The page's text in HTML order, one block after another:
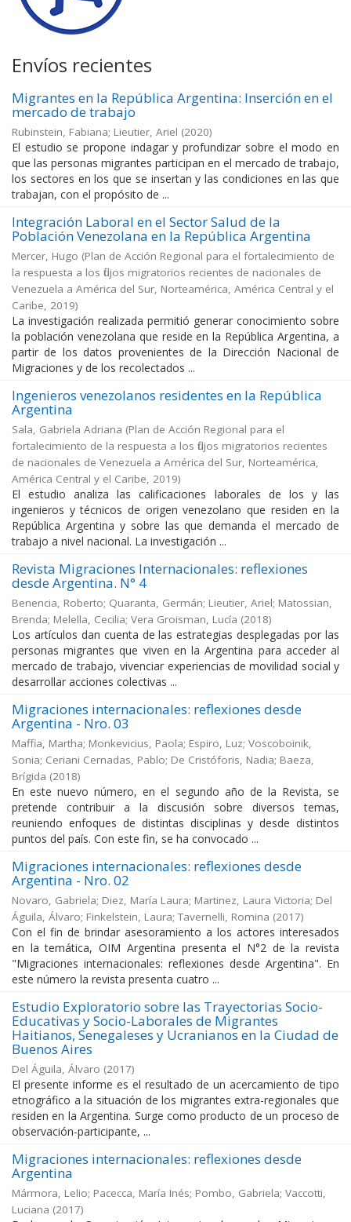
Envíos recientes
Migrantes en la República Argentina: Inserción en el
mercado de trabajo
Rubinstein, Fabiana; Lieutier, Ariel (2020)
El estudio se propone indagar y profundizar sobre el modo en
que las personas migrantes participan en el mercado de trabajo,
los sectores en los que se insertan y las condiciones en las que
trabajan, con el propósito de ...
Integración Laboral en el Sector Salud de la
Población Venezolana en la República Argentina
Mercer, Hugo (Plan de Acción Regional para el fortalecimiento de
la respuesta a los flujos migratorios recientes de nacionales de
Venezuela a América del Sur, Norteamérica, América Central y el
Caribe, 2019)
La investigación realizada permitió generar conocimiento sobre
la población venezolana que reside en la República Argentina, a
partir de los datos provenientes de la Dirección Nacional de
Migraciones y de los recolectados ...
Ingenieros venezolanos residentes en la República
Argentina
Sala, Gabriela Adriana (Plan de Acción Regional para el
fortalecimiento de la respuesta a los flujos migratorios recientes
de nacionales de Venezuela a América del Sur, Norteamérica,
América Central y el Caribe, 2019)
El estudio analiza las calificaciones laborales de los y las
ingenieros y técnicos de origen venezolano que residen en la
República Argentina y sobre las que demanda el mercado de
trabajo a nivel nacional. La investigación ...
Revista Migraciones Internacionales: reflexiones
desde Argentina. N° 4
Benencia, Roberto; Quaranta, Germán; Lieutier, Ariel; Matossian,
Brenda; Melella, Cecilia; Vera Groisman, Lucía (2018)
Los artículos dan cuenta de las estrategias desplegadas por las
personas migrantes que viven en la Argentina para acceder al
mercado de trabajo, vivenciar experiencias de movilidad social y
desarrollar acciones colectivas ...
Migraciones internacionales: reflexiones desde
Argentina - Nro. 03
Maffia, Martha; Monkevicius, Paola; Espiro, Luz; Voscoboinik,
Sonia; Ceriani Cernadas, Pablo; De Cristóforis, Nadia; Baeza,
Brígida (2018)
En este nuevo número, en el segundo año de la Revista, se
pretende contribuir a la discusión sobre diversos temas,
reuniendo enfoques de distintas disciplinas y desde distintos
puntos del país. Con este fin, se ha convocado ...
Migraciones internacionales: reflexiones desde
Argentina - Nro. 02
Novaro, Gabriela; Diez, María Laura; Martinez, Laura Victoria; Del
Águila, Álvaro; Finkelstein, Laura; Tavernelli, Romina (2017)
Con el fin de brindar asesoramiento a los actores interesados
en la temática, OIM Argentina presenta el N°2 de la revista
"Migraciones internacionales: reflexiones desde Argentina". En
este número la revista presenta cuatro ...
Estudio Exploratorio sobre las Trayectorias Socio-
Educativas y Socio-Laborales de Migrantes
Haitianos, Senegaleses y Ucranianos en la Ciudad de
Buenos Aires
Del Águila, Álvaro (2017)
El presente informe es el resultado de un acercamiento de tipo
etnográfico a la situación de los migrantes extra-regionales que
residen en la Argentina. Surge como producto de un proceso de
observación-participante, ...
Migraciones internacionales: reflexiones desde
Argentina
Mármora, Lelio; Pacecca, María Inés; Pombo, Gabriela; Vaccotti,
Luciana (2017)